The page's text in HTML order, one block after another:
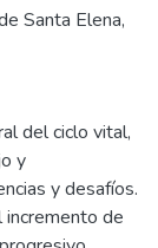
Santa Elena,
del ciclo vital,
y
y desafíos.
incremento de